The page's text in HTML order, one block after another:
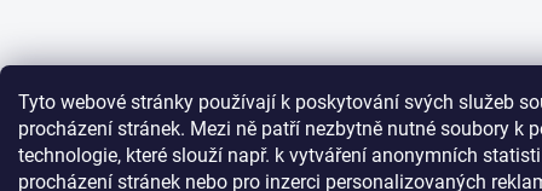
Tyto webové stránky používají k poskytování svých služeb
procházení stránek. Mezi ně patří nezbytně nutné soubory k
technologie, které slouží např. k vytváření anonymních
procházení stránek nebo pro inzerci personalizovaných